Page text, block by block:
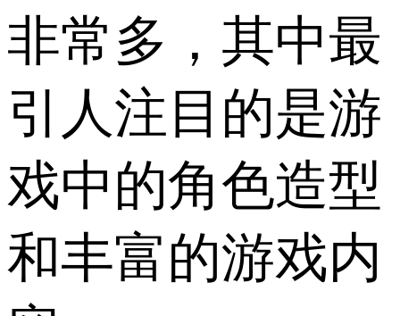
非常多，其中最
引人注目的是游
戏中的角色造型
和丰富的游戏内